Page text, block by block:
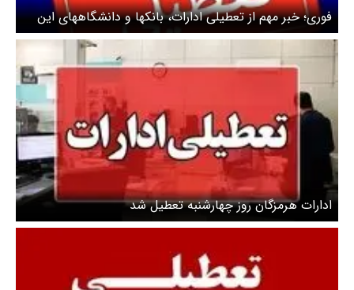
فوری؛ خبر مهم از تعطیلی ادارات، بانکها و دانشگاههای این
استان/ کرمان پنج شنبه تعطیل است؟
ادارات هرمزگان روز چهارشنبه تعطیل شد